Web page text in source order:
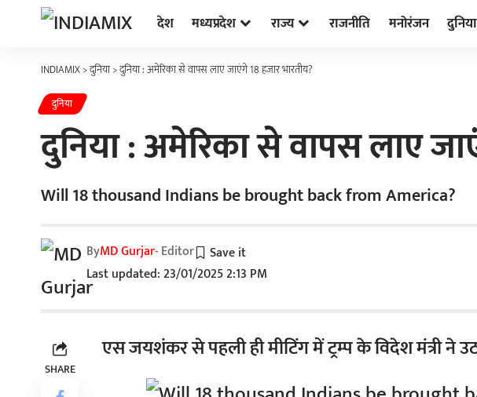
देश मध्यप्रदेश राज्य राजनीति मनोरंजन दुनिया
INDIAMIX>दुनिया>दुनिया : अमेरिका से वापस लाए जाएंगे 18 हजार भारतीय?
दुनिया
दुनिया : अमेरिका से वापस लाए
Will 18 thousand Indians be brought back from America?
Last updated: 23/01/2025 2:13 PM
ByMD Gurjar- Editor
SHARE
एस जयशंकर से पहली ही मीटिंग में ट्रम्प के विदेश मंत्री ने